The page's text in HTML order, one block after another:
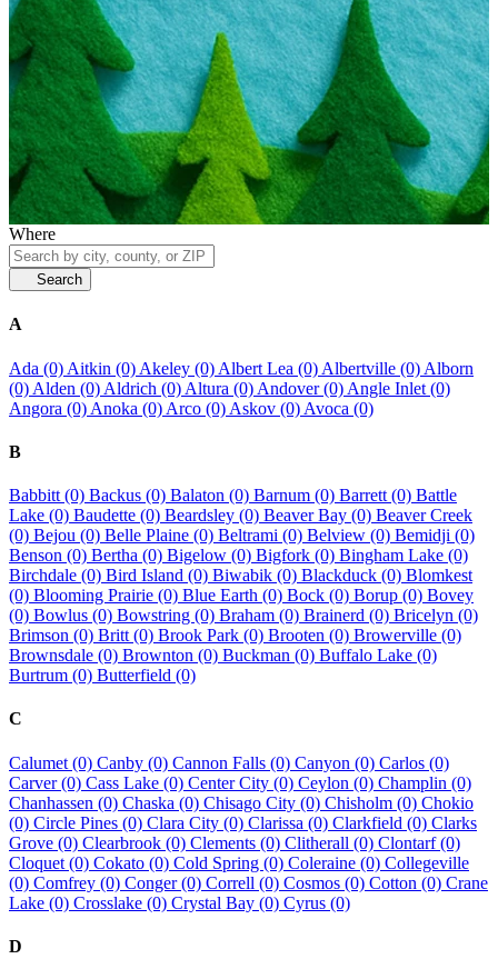
Where
Search
A
Ada (0) Aitkin (0) Akeley (0) Albert Lea (0) Albertville (0) Alborn
(0) Alden (0) Aldrich (0) Altura (0) Andover (0) Angle Inlet (0)
Angora (0) Anoka (0) Arco (0) Askov (0) Avoca (0)
B
Babbitt (0) Backus (0) Balaton (0) Barnum (0) Barrett (0) Battle
Lake (0) Baudette (0) Beardsley (0) Beaver Bay (0) Beaver Creek
(0) Bejou (0) Belle Plaine (0) Beltrami (0) Belview (0) Bemidji (0)
Benson (0) Bertha (0) Bigelow (0) Bigfork (0) Bingham Lake (0)
Birchdale (0) Bird Island (0) Biwabik (0) Blackduck (0) Blomkest
(0) Blooming Prairie (0) Blue Earth (0) Bock (0) Borup (0) Bovey
(0) Bowlus (0) Bowstring (0) Braham (0) Brainerd (0) Bricelyn (0)
Brimson (0) Britt (0) Brook Park (0) Brooten (0) Browerville (0)
Brownsdale (0) Brownton (0) Buckman (0) Buffalo Lake (0)
Burtrum (0) Butterfield (0)
C
Calumet (0) Canby (0) Cannon Falls (0) Canyon (0) Carlos (0)
Carver (0) Cass Lake (0) Center City (0) Ceylon (0) Champlin (0)
Chanhassen (0) Chaska (0) Chisago City (0) Chisholm (0) Chokio
(0) Circle Pines (0) Clara City (0) Clarissa (0) Clarkfield (0) Clarks
Grove (0) Clearbrook (0) Clements (0) Clitherall (0) Clontarf (0)
Cloquet (0) Cokato (0) Cold Spring (0) Coleraine (0) Collegeville
(0) Comfrey (0) Conger (0) Correll (0) Cosmos (0) Cotton (0) Crane
Lake (0) Crosslake (0) Crystal Bay (0) Cyrus (0)
D